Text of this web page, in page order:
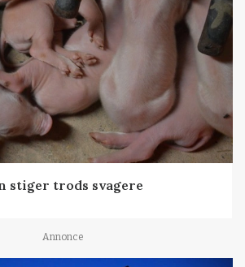
stiger trods svagere
Annonce